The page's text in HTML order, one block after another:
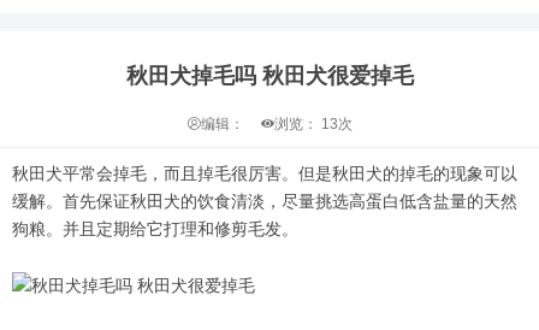
秋田犬掉毛吗 秋田犬很爱掉毛
编辑： 浏览： 13次
秋田犬平常会掉毛，而且掉毛很厉害。但是秋田犬的掉毛的现象可以
缓解。首先保证秋田犬的饮食清淡，尽量挑选高蛋白低含盐量的天然
狗粮。并且定期给它打理和修剪毛发。